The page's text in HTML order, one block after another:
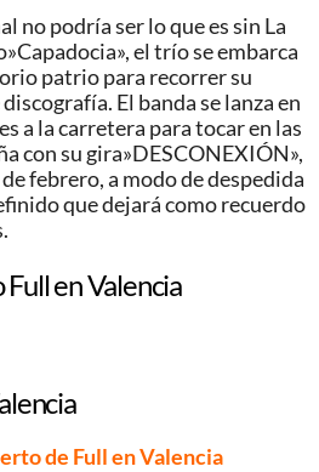
no podría ser lo que es sin La
el trío se embarca
patrio para recorrer su
El banda se lanza en
a la carretera para tocar en las
con su gira»DESCONEXIÓN»,
febrero, a modo de despedida
que dejará como recuerdo
en Valencia
de Full en Valencia